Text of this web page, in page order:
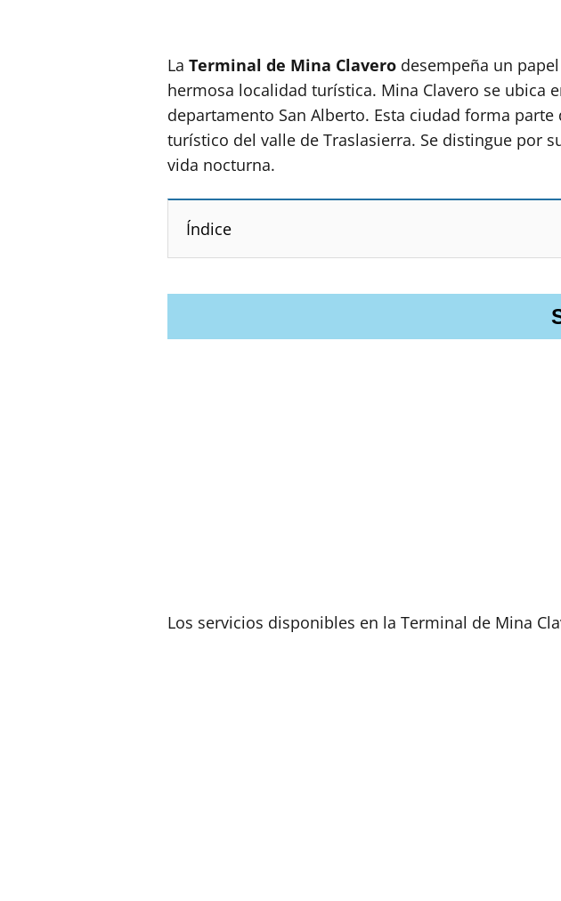
La Terminal de Mina Clavero desempeña un
hermosa localidad turística. Mina Clavero se ubica
departamento San Alberto. Esta ciudad forma
turístico del valle de Traslasierra. Se distingue por
vida nocturna.
Índice
Los servicios disponibles en la Terminal de Mina